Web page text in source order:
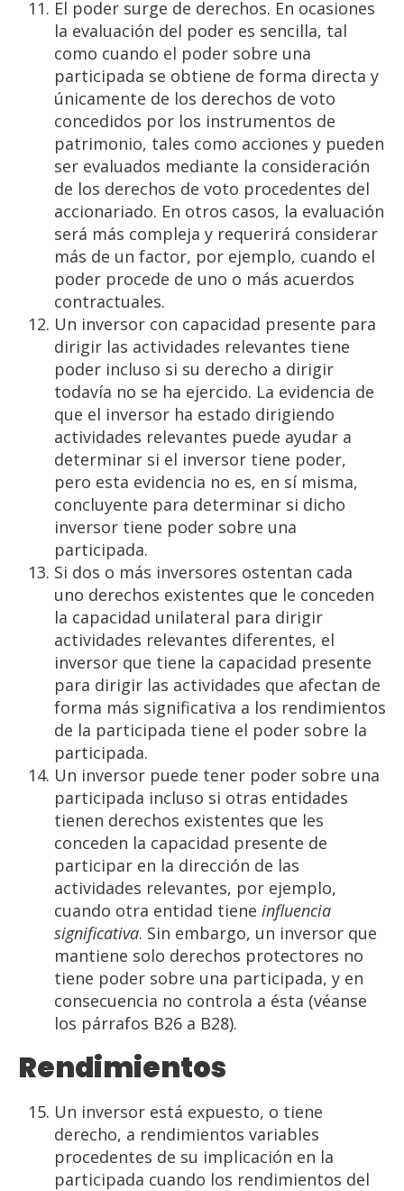
El poder surge de derechos. En ocasiones
la evaluación del poder es sencilla, tal
como cuando el poder sobre una
participada se obtiene de forma directa y
únicamente de los derechos de voto
concedidos por los instrumentos de
patrimonio, tales como acciones y pueden
ser evaluados mediante la consideración
de los derechos de voto procedentes del
accionariado. En otros casos, la evaluación
será más compleja y requerirá considerar
más de un factor, por ejemplo, cuando el
poder procede de uno o más acuerdos
contractuales.
Un inversor con capacidad presente para
dirigir las actividades relevantes tiene
poder incluso si su derecho a dirigir
todavía no se ha ejercido. La evidencia de
que el inversor ha estado dirigiendo
actividades relevantes puede ayudar a
determinar si el inversor tiene poder,
pero esta evidencia no es, en sí misma,
concluyente para determinar si dicho
inversor tiene poder sobre una
participada.
Si dos o más inversores ostentan cada
uno derechos existentes que le conceden
la capacidad unilateral para dirigir
actividades relevantes diferentes, el
inversor que tiene la capacidad presente
para dirigir las actividades que afectan de
forma más significativa a los rendimientos
de la participada tiene el poder sobre la
participada.
Un inversor puede tener poder sobre una
participada incluso si otras entidades
tienen derechos existentes que les
conceden la capacidad presente de
participar en la dirección de las
actividades relevantes, por ejemplo,
cuando otra entidad tiene influencia
significativa. Sin embargo, un inversor que
mantiene solo derechos protectores no
tiene poder sobre una participada, y en
consecuencia no controla a ésta (véanse
los párrafos B26 a B28).
Rendimientos
Un inversor está expuesto, o tiene
derecho, a rendimientos variables
procedentes de su implicación en la
participada cuando los rendimientos del